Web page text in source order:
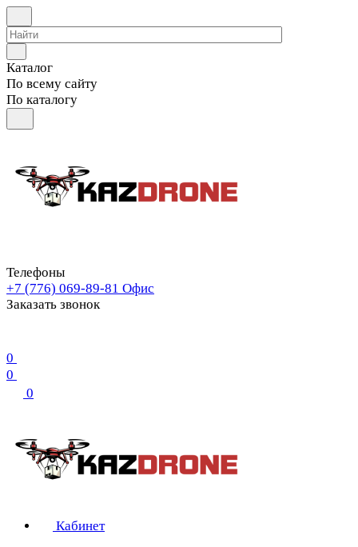
Каталог
По всему сайту
По каталогу
Телефоны
+7 (776) 069-89-81 Офис
Заказать звонок
0
0
0
Кабинет